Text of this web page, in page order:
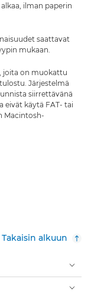
ilman paperin
saattavat
mukaan.
joita on muokattu
Järjestelmä
siirrettävänä
eivät käytä FAT- tai
Macintosh-
Takaisin alkuun